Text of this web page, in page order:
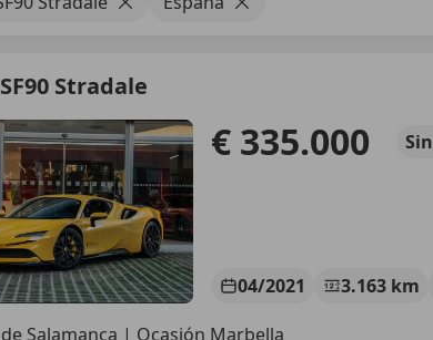
Stradale
€ 335.000 Sin
04/2021 3.163 km
de Salamanca | Ocasión Marbella